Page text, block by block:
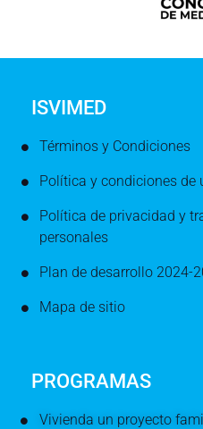
ISVIMED
Términos y Condiciones
Política y condiciones de
Política de privacidad y
personales
Plan de desarrollo 2024-
Mapa de sitio
PROGRAMAS
Vivienda un proyecto